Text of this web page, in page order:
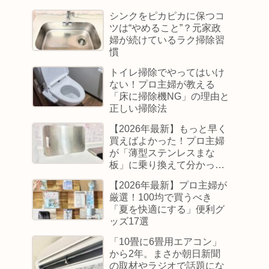
シンクをピカピカに保つコ
ツは“やめること”？元家政
婦が続けているラク掃除習
慣
トイレ掃除でやってはいけ
ない！プロ主婦が教える
「床に掃除機NG」の理由と
正しい掃除法
【2026年最新】もっと早く
買えばよかった！プロ主婦
が「薄型ステンレスまな
板」に乗り換えて分かった
【2026年最新】プロ主婦が
厳選！100均で買うべき
「夏を快適にする」便利グ
ッズ17選
「10畳に6畳用エアコン」
から2年。まさか朝日新聞
の取材やラジオで話題にな